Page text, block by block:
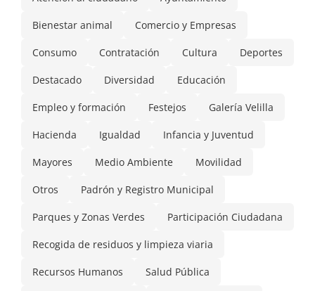
Bienestar animal Comercio y Empresas
Consumo Contratación Cultura Deportes
Destacado Diversidad Educación
Empleo y formación Festejos Galería Velilla
Hacienda Igualdad Infancia y Juventud
Mayores Medio Ambiente Movilidad
Otros Padrón y Registro Municipal
Parques y Zonas Verdes Participación Ciudadana
Recogida de residuos y limpieza viaria
Recursos Humanos Salud Pública